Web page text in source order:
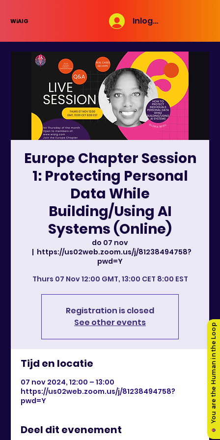
WiAIG Inloggen
Europe Chapter Session
1: Protecting Personal
Data While
Building/Using AI
Systems (Online)
do 07 nov
  |
https://us02web.zoom.us/j/81238494758?
pwd=Y
Thurs 07 Nov 12:00 GMT, 13:00 CET 8:00 EST
Registration is closed
See other events
Tijd en locatie
07 nov 2024, 12:00 – 13:00
https://us02web.zoom.us/j/81238494758?
pwd=Y
Deel dit evenement